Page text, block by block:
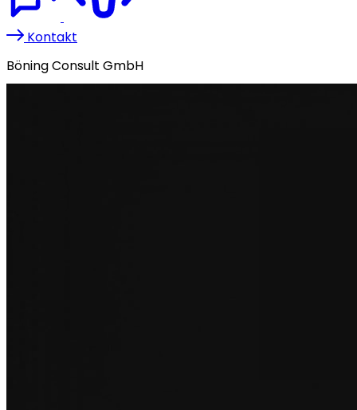
Kontakt
Böning Consult GmbH